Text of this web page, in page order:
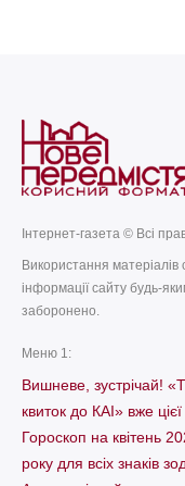
Інтернет-газета © Всі
Використання
інформації сайту будь-
заборонено.
Меню 1:
Вишневе, зустрічай!
квиток до КАІ» вже цієї
Гороскоп на квітень
року для всіх знаків